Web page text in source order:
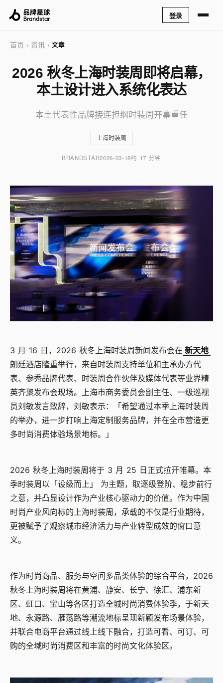
登录
首页 › 资讯 › 文章
2026 秋冬上海时装周即将启幕，
本土设计进入系统化表达
本土代表性品牌接连担纲时装周开幕重任
上海时装周
BRANDSTAR2026-03-18约 17 分钟
3 月 16 日， 2026 秋冬上海时装周新闻发布会在 新天地
朗廷酒店隆重举行，来自时装周支持单位和主承办方代
表、参秀品牌代表、时装周合作伙伴及媒体代表等业界精
英齐聚发布会现场。上海市商务委员会副主任、一级巡视
员刘敏发言致辞，刘敏表示：「希望通过本季上海时装周
的举办，进一步打响上海定制服务品牌，并在全市营造更
多时尚消费体验场景地标。」
2026 秋冬上海时装周将于 3 月 25 日正式拉开帷幕。本
季时装周以「设级而上」 为主题，取逐级登阶、稳步前行
之意，并凸显设计作为产业核心驱动力的价值。作为中国
时尚产业风向标的上海时装周，承载的不仅是行业期待，
更被赋予了观察城市经济活力与产业转型成效的窗口意
义。
作为时尚商品、服务与空间多品类体验的综合平台， 2026
秋冬上海时装周将在黄浦、静安、长宁、徐汇、浦东新
区、虹口、宝山等各区打造全城时尚消费体验季，于新天
地、永源路、雁荡路等潮流地标呈现新颖发布场景体验，
并联合电商平台通过线上线下融合，打造可看、可订、可
购的全域时尚消费区和丰富的时尚文化体验区。